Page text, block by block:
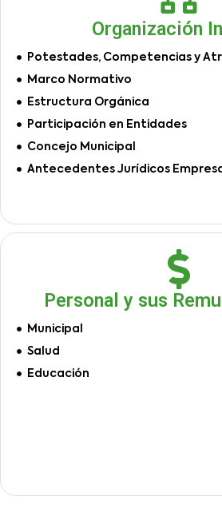
Organización
Potestades, Competencias y
Marco Normativo
Estructura Orgánica
Participación en Entidades
Concejo Municipal
Antecedentes Jurídicos
Personal y sus
Municipal
Salud
Educación